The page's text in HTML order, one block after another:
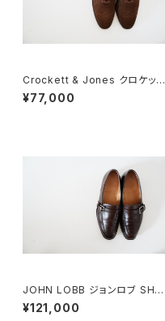
Crockett & Jones クロケット
&ジョーンズ フルブローグ スエ
ード 7E
¥77,000
JOHN LOBB ジョンロブ SHA
W シングルモンクローファー 7
E
¥121,000